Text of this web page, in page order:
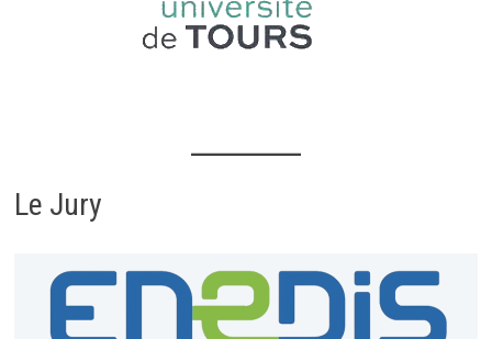
Le Jury